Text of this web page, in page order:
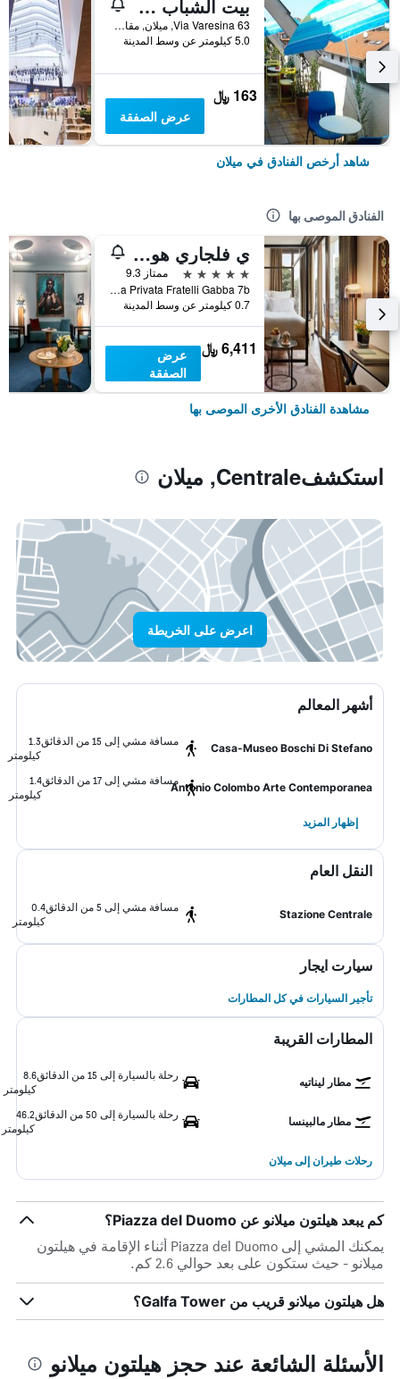
بيت الشباب ستار
Via Varesina 63, ميلان, مقاطعة ميلانو, إيطاليا
5.0 كيلومتر عن وسط المدينة
163 ﷼
عرض الصفقة
شاهد أرخص الفنادق في ميلان
الفنادق الموصى بها
ي فلجاري هوتل ميلانو
5 نجوم
ممتاز 9.3
Via Privata Fratelli Gabba 7b, ميلان, مقاطعة ميلانو, إيطاليا
0.7 كيلومتر عن وسط المدينة
6,411 ﷼
عرض
الصفقة
مشاهدة الفنادق الأخرى الموصى بها
استكشفCentrale, ميلان
اعرض على الخريطة
أشهر المعالم
Casa-Museo Boschi Di Stefano
مسافة مشي إلى 15 من الدقائق
1.3
كيلومتر
Antonio Colombo Arte Contemporanea
مسافة مشي إلى 17 من الدقائق
1.4
كيلومتر
إظهار المزيد
النقل العام
Stazione Centrale
مسافة مشي إلى 5 من الدقائق
0.4
كيلومتر
سيارت ايجار
تأجير السيارات في كل المطارات
المطارات القريبة
مطار ليناتيه
رحلة بالسيارة إلى 15 من الدقائق
8.6
كيلومتر
مطار مالبينسا
رحلة بالسيارة إلى 50 من الدقائق
46.2
كيلومتر
رحلات طيران إلى ميلان
كم يبعد هيلتون ميلانو عن Piazza del Duomo؟
يمكنك المشي إلى Piazza del Duomo أثناء الإقامة في هيلتون
ميلانو - حيث ستكون على بعد حوالي 2.6 كم.
هل هيلتون ميلانو قريب من Galfa Tower؟
الأسئلة الشائعة عند حجز هيلتون ميلانو